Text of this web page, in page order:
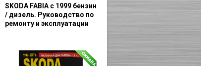
SKODA FABIA с 1999 бензин
/ дизель. Руководство по
ремонту и эксплуатации